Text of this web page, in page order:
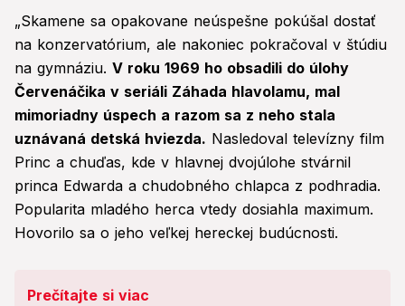
„Skamene sa opakovane neúspešne pokúšal dostať
na konzervatórium, ale nakoniec pokračoval v štúdiu
na gymnáziu. V roku 1969 ho obsadili do úlohy
Červenáčika v seriáli Záhada hlavolamu, mal
mimoriadny úspech a razom sa z neho stala
uznávaná detská hviezda. Nasledoval televízny film
Princ a chuďas, kde v hlavnej dvojúlohe stvárnil
princa Edwarda a chudobného chlapca z podhradia.
Popularita mladého herca vtedy dosiahla maximum.
Hovorilo sa o jeho veľkej hereckej budúcnosti.
Prečítajte si viac